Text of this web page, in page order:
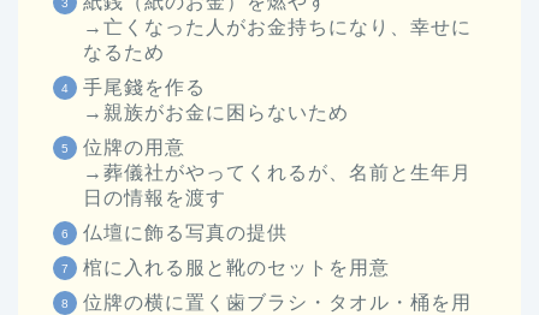
→亡くなった人がお金持ちになり、幸せに
なるため
手尾錢を作る
→親族がお金に困らないため
位牌の用意
→葬儀社がやってくれるが、名前と生年月
日の情報を渡す
仏壇に飾る写真の提供
棺に入れる服と靴のセットを用意
位牌の横に置く歯ブラシ・タオル・桶を用